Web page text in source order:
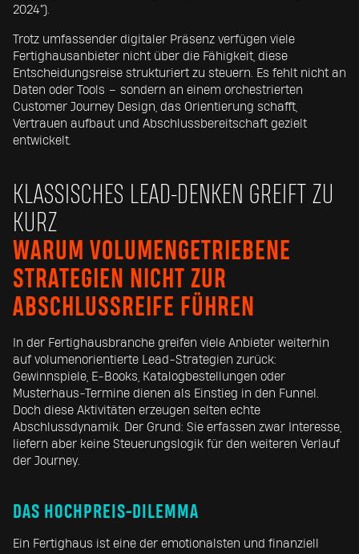
2024“).
Trotz umfassender digitaler Präsenz verfügen viele
Fertighausanbieter nicht über die Fähigkeit, diese
Entscheidungsreise strukturiert zu steuern. Es fehlt nicht an
Daten oder Tools – sondern an einem orchestrierten
Customer Journey Design, das Orientierung schafft,
Vertrauen aufbaut und Abschlussbereitschaft gezielt
entwickelt.
KLASSISCHES LEAD-DENKEN GREIFT ZU
KURZ
WARUM VOLUMENGETRIEBENE
STRATEGIEN NICHT ZUR
ABSCHLUSSREIFE FÜHREN
In der Fertighausbranche greifen viele Anbieter weiterhin
auf volumenorientierte Lead-Strategien zurück:
Gewinnspiele, E-Books, Katalogbestellungen oder
Musterhaus-Termine dienen als Einstieg in den Funnel.
Doch diese Aktivitäten erzeugen selten echte
Abschlussdynamik. Der Grund: Sie erfassen zwar Interesse,
liefern aber keine Steuerungslogik für den weiteren Verlauf
der Journey.
DAS HOCHPREIS-DILEMMA
Ein Fertighaus ist eine der emotionalsten und finanziell